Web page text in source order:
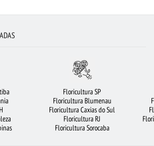
VERMELHAS FLORICULTURA CAMPINAS
FLORES DO CAMPO CESTA DE CAFÉ DA MANHÃ
ANDRÉ ORQUÍDEAS CESTA DE CHOCOLATE
Floricultura SP
Floricultura Blumenau
Floricultura Caxias do Sul
Floricultura RJ
Floricultura Sorocaba